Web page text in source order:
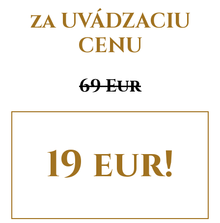
za UVÁDZACIU
CENU
69 Eur
19 eur!